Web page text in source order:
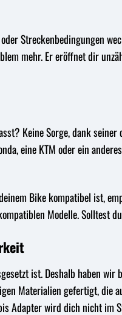
Streckenbedingungen
mehr. Er eröffnet dir
Keine Sorge, dank
eine KTM oder ein
Bike kompatibel ist,
Modelle. Solltest
ist. Deshalb haben
Materialien gefertigt, die
Adapter wird dich nicht im